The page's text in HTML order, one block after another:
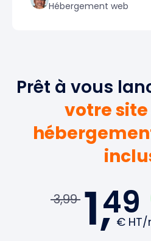
Hébergement web
Prêt à vous
votre
3,99 1,49
€